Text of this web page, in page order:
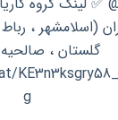
(اسلامشهر ،
گلستان ،
g